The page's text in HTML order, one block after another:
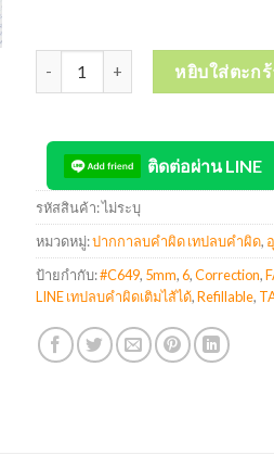
จำนวน FASTER Japaneseหยิบใส่ตะกร้
ติดต่อผ่าน LINE
รหัสสินค้า:ไม่ระบุ
หมวดหมู่:ปากกาลบคำผิด เทปลบคำผิด,
ป้ายกำกับ:#C649, 5mm,6,Correction,
LINE เทปลบคำผิดเติมไส้ได้,Refillable,